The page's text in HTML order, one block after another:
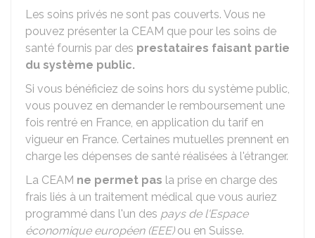
Les soins privés ne sont pas couverts. Vous ne
pouvez présenter la CEAM que pour les soins de
santé fournis par des prestataires faisant partie
du système public.
Si vous bénéficiez de soins hors du système public,
vous pouvez en demander le remboursement une
fois rentré en France, en application du tarif en
vigueur en France. Certaines mutuelles prennent en
charge les dépenses de santé réalisées à l'étranger.
La CEAM ne permet pas la prise en charge des
frais liés à un traitement médical que vous auriez
programmé dans l'un des pays de l'Espace
économique européen (EEE)ou en Suisse.